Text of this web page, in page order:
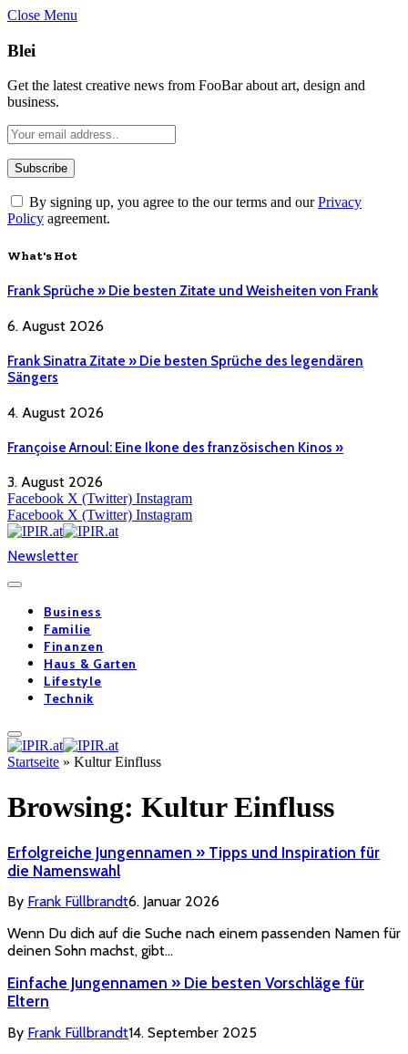
Close Menu
Blei
Get the latest creative news from FooBar about art, design and
business.
By signing up, you agree to the our terms and ourPrivacy
Policy agreement.
What's Hot
Frank Sprüche » Die besten Zitate und Weisheiten von Frank
6. August 2026
Frank Sinatra Zitate » Die besten Sprüche des legendären
Sängers
4. August 2026
Françoise Arnoul: Eine Ikone des französischen Kinos »
3. August 2026
Facebook X (Twitter) Instagram
Facebook X (Twitter) Instagram
Newsletter
Business
Familie
Finanzen
Haus & Garten
Lifestyle
Technik
Startseite » Kultur Einfluss
Browsing: Kultur Einfluss
Erfolgreiche Jungennamen » Tipps und Inspiration für
die Namenswahl
By Frank Füllbrandt6. Januar 2026
Wenn Du dich auf die Suche nach einem passenden Namen für
deinen Sohn machst, gibt…
Einfache Jungennamen » Die besten Vorschläge für
Eltern
By Frank Füllbrandt14. September 2025